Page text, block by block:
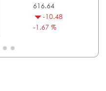
616.64
-10.48
-1.67 %